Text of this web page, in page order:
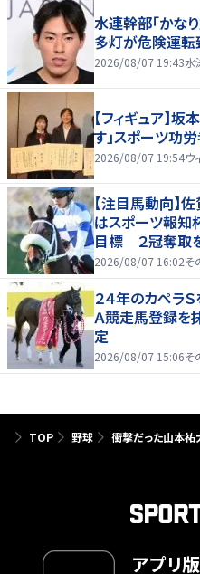
水連幹部「かな
多灯が危険運
2026/08/07 19:43水
【フィギュア】
す」スポーツ功
2026/08/07 19:54ウ
【注目馬動向】
はスポーツ報知
目標 ２冠奪取
2026/08/07 16:02そ
２４年のカペラ
Ａ競走馬登録
定
2026/08/07 15:06そ
TOP 野球 衝撃だった山本祐
アプリ版